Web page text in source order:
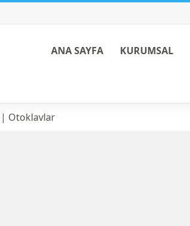
ANA SAYFA KURUMSAL
| Otoklavlar